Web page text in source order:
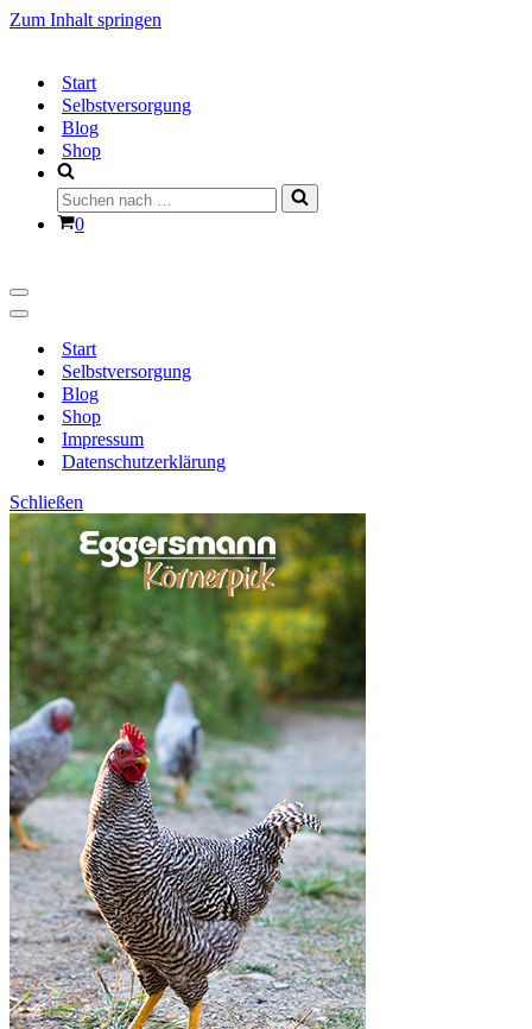
Zum Inhalt springen
Start
Selbstversorgung
Blog
Shop
Suchen
nach …
Warenkorb
0
Navigationsmenü
Navigationsmenü
Start
Selbstversorgung
Blog
Shop
Impressum
Datenschutzerklärung
Schließen